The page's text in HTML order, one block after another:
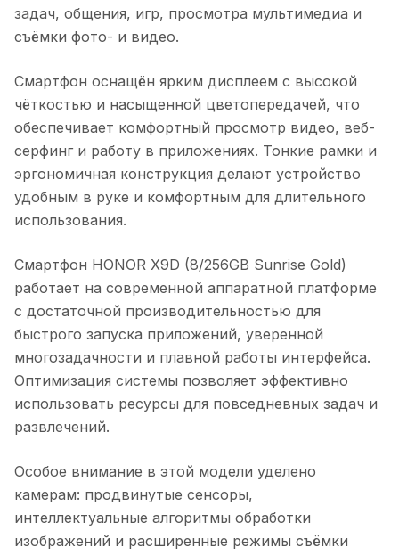
задач, общения, игр, просмотра мультимедиа и
съёмки фото- и видео.
Смартфон оснащён ярким дисплеем с высокой
чёткостью и насыщенной цветопередачей, что
обеспечивает комфортный просмотр видео, веб-
серфинг и работу в приложениях. Тонкие рамки и
эргономичная конструкция делают устройство
удобным в руке и комфортным для длительного
использования.
Смартфон HONOR X9D (8/256GB Sunrise Gold)
работает на современной аппаратной платформе
с достаточной производительностью для
быстрого запуска приложений, уверенной
многозадачности и плавной работы интерфейса.
Оптимизация системы позволяет эффективно
использовать ресурсы для повседневных задач и
развлечений.
Особое внимание в этой модели уделено
камерам: продвинутые сенсоры,
интеллектуальные алгоритмы обработки
изображений и расширенные режимы съёмки